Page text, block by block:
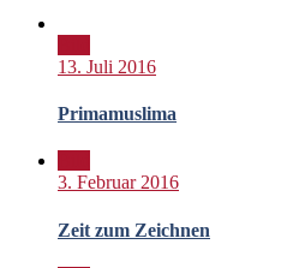
13. Juli 2016
Primamuslima
3. Februar 2016
Zeit zum Zeichnen